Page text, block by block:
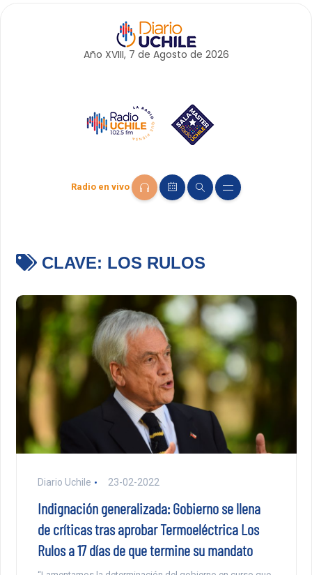
Año XVIII, 7 de Agosto de 2026
Radio en vivo
CLAVE: LOS RULOS
Diario Uchile 23-02-2022
Indignación generalizada: Gobierno se llena
de críticas tras aprobar Termoeléctrica Los
Rulos a 17 días de que termine su mandato